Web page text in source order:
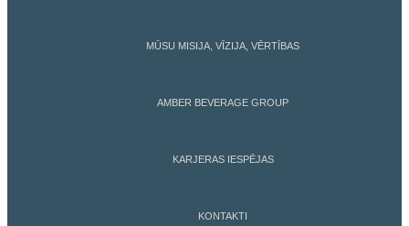
MŪSU MISIJA, VĪZIJA, VĒRTĪBAS
AMBER BEVERAGE GROUP
KARJERAS IESPĒJAS
KONTAKTI